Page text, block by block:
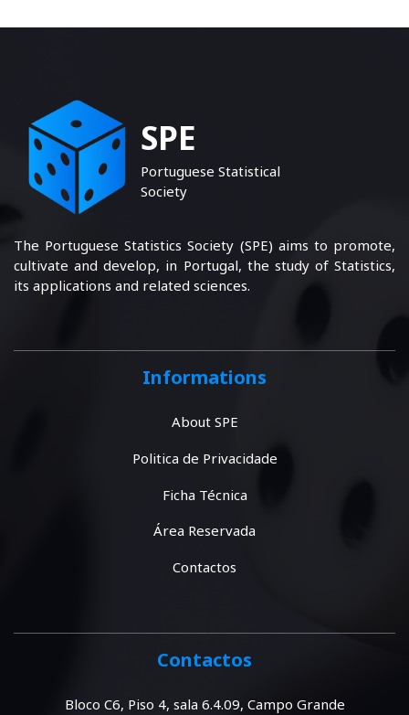
SPE
Portuguese Statistical
Society
The Portuguese Statistics Society (SPE) aims to promote,
cultivate and develop, in Portugal, the study of Statistics,
its applications and related sciences.
Informations
About SPE
Politica de Privacidade
Ficha Técnica
Área Reservada
Contactos
Contactos
Bloco C6, Piso 4, sala 6.4.09, Campo Grande